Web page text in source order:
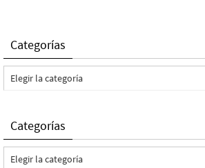
Categorías
Categorías
Categorías
Categorías